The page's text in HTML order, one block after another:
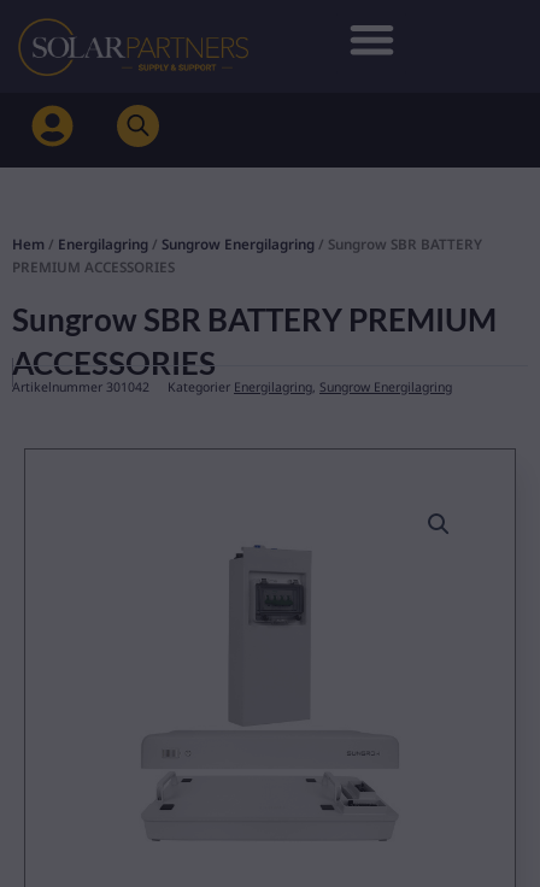
Hoppa
innehåll
Hem / Energilagring / Sungrow Energilagring / Sungrow SBR BATTERY
PREMIUM ACCESSORIES
Sungrow SBR BATTERY PREMIUM
ACCESSORIES
Artikelnummer 301042 Kategorier Energilagring, Sungrow Energilagring